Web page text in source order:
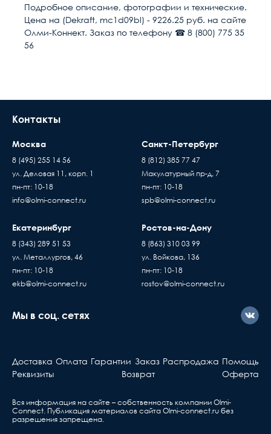
Вес, кг 3.29
Объём, м³
Если вы купили
оборудование у нас, но
с ним что-то не так, вы
Пассивное
Когда вы
накладную, товар
проверяете и
без существующих
Активное
обращаетесь в
сервис, указанный в
Доставка осуществляется в течении 2-4
рабочих дней после поступления оплаты на
наш расчётный счёт
машина. Дальнейшая транспортировка
товара составляет 15 минут
В случае если въезд на территорию заказчика
платный - его стоимость оплачивает
Доставка товаров осуществляется ежедневно,
с Пн. по Пт. с 10:00 до 17:00 часов
Подробное описание, фотографии и технические.
Цена на (Dekraft, mc1d09bl) - 9226.25 руб. на сайте
Олми-Коннект. Заказ по телефону ☎ 8 (800) 775 35
56
Контакты
Москва
8 (495) 255 14 56
ул. Деловая 11, корп. 1
пн-пт: 10-18
info@olmi-connect.ru
Санкт-Петербург
8 (812) 385 77 47
Макулатурный пр-д, 7
пн-пт: 10-18
spb@olmi-connect.ru
Екатеринбург
8 (343) 289 51 53
ул. Металлургов, 46
пн-пт: 10-18
ekb@olmi-connect.ru
Ростов-на-Дону
8 (863) 310 03 99
ул. Войкова, 136
пн-пт: 10-18
rostov@olmi-connect.ru
Мы в соц. сетях
Доставка Оплата Гарантии Заказ Распродажа Помощь
Реквизиты
Возврат Оферта
Вся информация на сайте – собственность компании Olmi-
Сonnect. Публикация материалов сайта Olmi-connect.ru без
разрешения запрещена.